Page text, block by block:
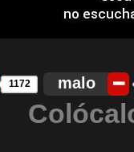
1172 malo